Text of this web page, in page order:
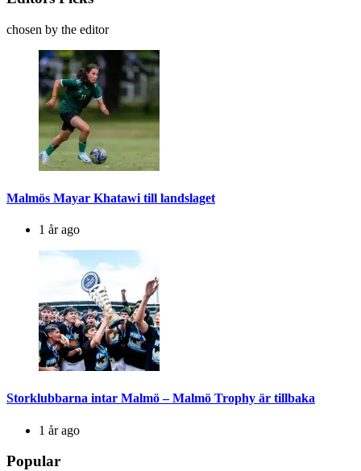
chosen by the editor
Malmös Mayar Khatawi till landslaget
1 år ago
Storklubbarna intar Malmö – Malmö Trophy är tillbaka
1 år ago
Popular